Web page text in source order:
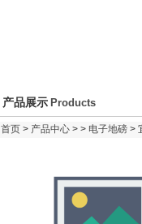
产品展示 Products
首页 > 产品中心 > > 电子地磅 >